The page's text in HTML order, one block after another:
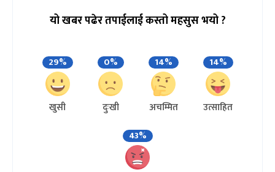
यो खबर पढेर तपाईलाई कस्तो महसुस भयो ?
29%
खुसी
0%
दुःखी
14%
अचम्मित
14%
उत्साहित
43%